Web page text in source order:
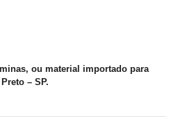
ou material importado para
– SP.